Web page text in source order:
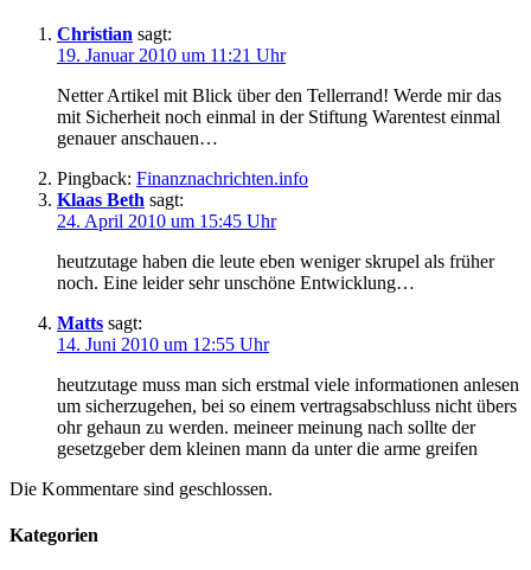
Christian sagt:
19. Januar 2010 um 11:21 Uhr
Netter Artikel mit Blick über den Tellerrand! Werde mir das
mit Sicherheit noch einmal in der Stiftung Warentest einmal
genauer anschauen…
Pingback: Finanznachrichten.info
Klaas Beth sagt:
24. April 2010 um 15:45 Uhr
heutzutage haben die leute eben weniger skrupel als früher
noch. Eine leider sehr unschöne Entwicklung…
Matts sagt:
14. Juni 2010 um 12:55 Uhr
heutzutage muss man sich erstmal viele informationen anlesen
um sicherzugehen, bei so einem vertragsabschluss nicht übers
ohr gehaun zu werden. meineer meinung nach sollte der
gesetzgeber dem kleinen mann da unter die arme greifen
Die Kommentare sind geschlossen.
Kategorien